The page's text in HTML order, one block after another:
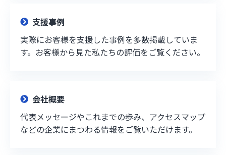
支援事例
実際にお客様を支援した事例を多数掲載していま
す。お客様から見た私たちの評価をご覧ください。
会社概要
代表メッセージやこれまでの歩み、アクセスマップ
などの企業にまつわる情報をご覧いただけます。